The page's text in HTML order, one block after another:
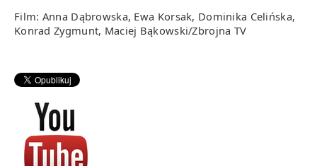
Film: Anna Dąbrowska, Ewa Korsak, Dominika Celińska,
Konrad Zygmunt, Maciej Bąkowski/Zbrojna TV